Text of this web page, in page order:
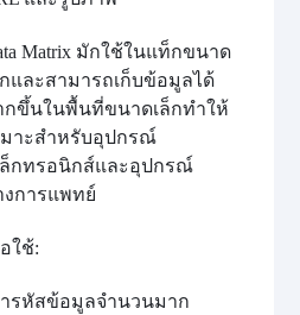
Matrix มักใช้ในแท็กขนาด
กและสามารถเก็บข้อมูลได้
กขึ้นในพื้นที่ขนาดเล็กทำให้
มาะสำหรับอุปกรณ์
ล็กทรอนิกส์และอุปกรณ์
งการแพทย์
ใช้:
ารหัสข้อมูลจำนวนมาก